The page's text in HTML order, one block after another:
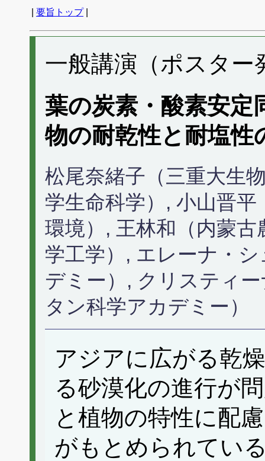
要旨トップ|
一般講演（ポスター
葉の炭素・酸素安定
物の耐乾性と耐塩性
松尾奈緒子（三重大生
学生命科学）, 小山晋
環境）, 王林和（内蒙
学工学）, エレーナ・
デミー）, クリスティ
タン科学アカデミー）
アジアに広がる乾
る砂漠化の進行が
と植物の特性に配
がもとめられてい